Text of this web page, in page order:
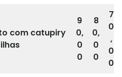
com catupiry
9
0,
0
0
8
0,
0
0
7
0
,
0
0